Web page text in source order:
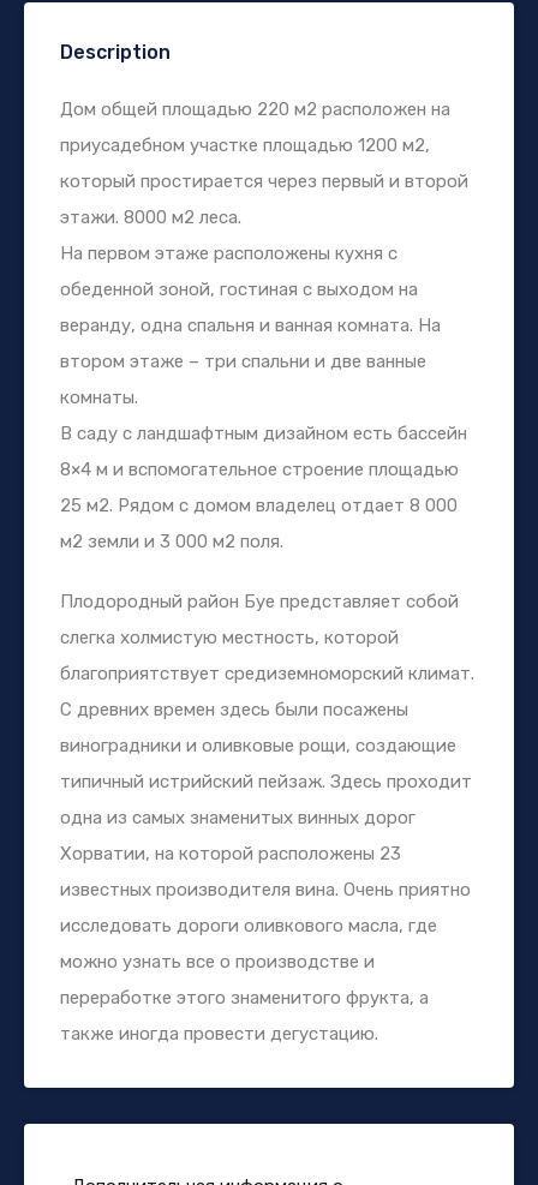
Description
Дом общей площадью 220 м2 расположен на
приусадебном участке площадью 1200 м2,
который простирается через первый и второй
этажи. 8000 м2 леса.
На первом этаже расположены кухня с
обеденной зоной, гостиная с выходом на
веранду, одна спальня и ванная комната. На
втором этаже – три спальни и две ванные
комнаты.
В саду с ландшафтным дизайном есть бассейн
8×4 м и вспомогательное строение площадью
25 м2. Рядом с домом владелец отдает 8 000
м2 земли и 3 000 м2 поля.
Плодородный район Буе представляет собой
слегка холмистую местность, которой
благоприятствует средиземноморский климат.
С древних времен здесь были посажены
виноградники и оливковые рощи, создающие
типичный истрийский пейзаж. Здесь проходит
одна из самых знаменитых винных дорог
Хорватии, на которой расположены 23
известных производителя вина. Очень приятно
исследовать дороги оливкового масла, где
можно узнать все о производстве и
переработке этого знаменитого фрукта, а
также иногда провести дегустацию.